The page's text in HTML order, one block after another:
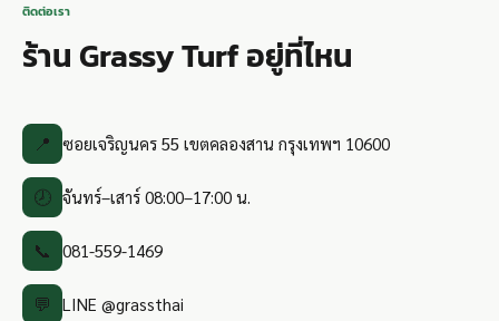
ติดต่อเรา
ร้าน Grassy Turf อยู่ที่ไหน
📍 ซอยเจริญนคร 55 เขตคลองสาน กรุงเทพฯ 10600
🕗 จันทร์–เสาร์ 08:00–17:00 น.
📞 081-559-1469
💬 LINE @grassthai